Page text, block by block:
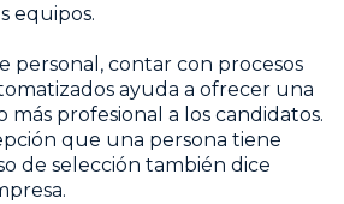
equipos.
personal, contar con procesos
ayuda a ofrecer una
profesional a los candidatos.
que una persona tiene
de selección también dice